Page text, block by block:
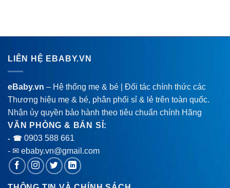
LIÊN HỆ EBABY.VN
eBaby.vn – Hệ thống mẹ & bé | Đối tác chính thức các
Thương hiệu mẹ & bé, phân phối sỉ & lẻ trên toàn quốc.
Nhận ủy quyền bảo hành theo tiêu chuẩn chính Hãng
VĂN PHÒNG & BÁN SỈ:
- ☎ 0903 588 661
- ✉ ebaby.vn@gmail.com